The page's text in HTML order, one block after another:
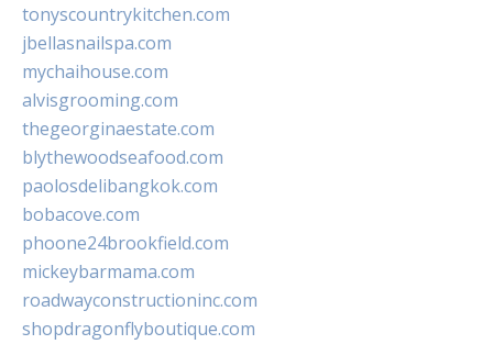
tonyscountrykitchen.com
jbellasnailspa.com
mychaihouse.com
alvisgrooming.com
thegeorginaestate.com
blythewoodseafood.com
paolosdelibangkok.com
bobacove.com
phoone24brookfield.com
mickeybarmama.com
roadwayconstructioninc.com
shopdragonflyboutique.com